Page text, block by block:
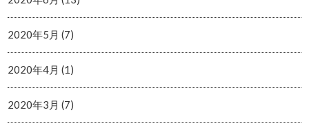
2020年5月 (7)
2020年4月 (1)
2020年3月 (7)